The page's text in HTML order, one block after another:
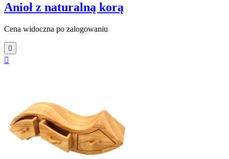
Anioł z naturalną korą
Cena widoczna po zalogowaniu

